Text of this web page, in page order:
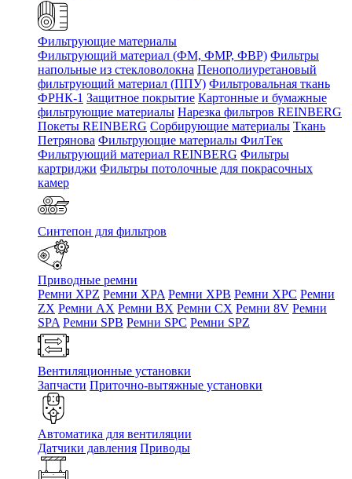
Фильтрующие материалы
Фильтрующий материал (ФМ, ФМР, ФВР) Фильтры
напольные из стекловолокна Пенополиуретановый
фильтрующий материал (ППУ) Фильтровальная ткань
ФРНК-1 Защитное покрытие Картонные и бумажные
фильтрующие материалы Нарезка фильтров REINBERG
Покеты REINBERG Сорбирующие материалы Ткань
Петрянова Фильтрующие материалы ФилТек
Фильтрующий материал REINBERG Фильтры
картриджи Фильтры потолочные для покрасочных
камер
Синтепон для фильтров
Приводные ремни
Ремни XPZ Ремни XPA Ремни XPB Ремни XPC Ремни
ZX Ремни AX Ремни BX Ремни CX Ремни 8V Ремни
SPA Ремни SPB Ремни SPC Ремни SPZ
Вентиляционные установки
Запчасти Приточно-вытяжные установки
Автоматика для вентиляции
Датчики давления Приводы